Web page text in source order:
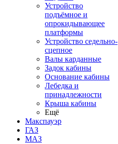
Устройство
подъёмное и
опрокидывающее
платформы
Устройство седельно-
сцепное
Валы карданные
Задок кабины
Основание кабины
Лебедка и
принадлежности
Крыша кабины
Ещё
Макспауэр
ГАЗ
МАЗ